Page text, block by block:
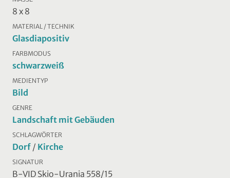
8 x 8
MATERIAL / TECHNIK
Glasdiapositiv
FARBMODUS
schwarzweiß
MEDIENTYP
Bild
GENRE
Landschaft mit Gebäuden
SCHLAGWÖRTER
Dorf / Kirche
SIGNATUR
B-VID Skio-Urania 558/15